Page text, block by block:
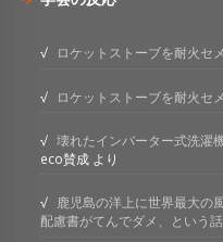
ロケットストーブを耐火セ
ロケットストーブを耐火セ
壊れたインバーター式洗濯
eco賛成 より
鹿児島の洋上に世界最大の
配慮書がてんでダメ、という話